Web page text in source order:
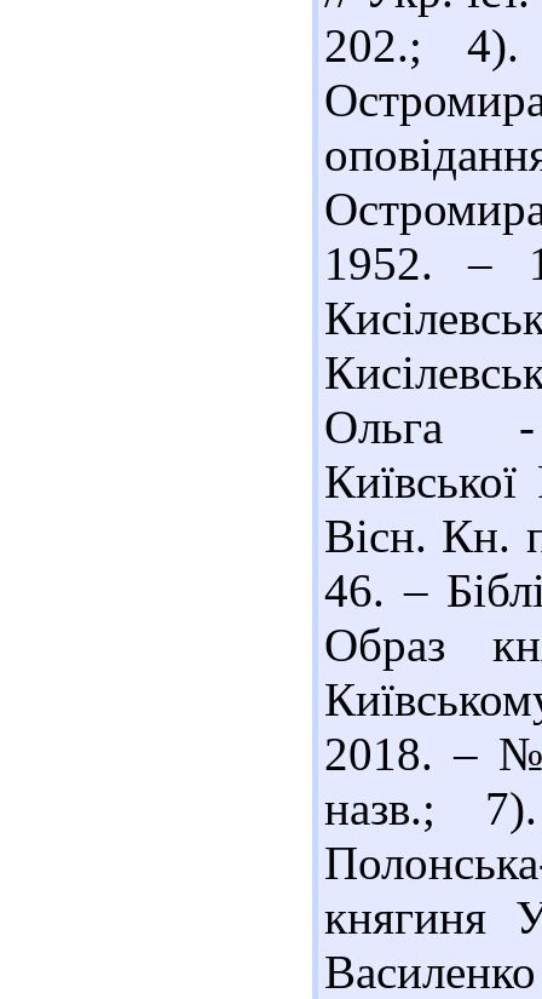
202.; 4).
1952. –
Ольга -
Вісн. Кн.
46. –
Образ
2018. – №
назв.;
княгиня